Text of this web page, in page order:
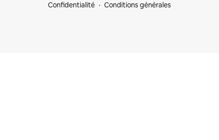
Confidentialité
Conditions générales